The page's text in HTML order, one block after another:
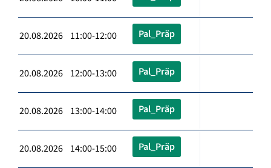
20.08.2026 11:00-12:00 Pal_Präp
20.08.2026 12:00-13:00 Pal_Präp
20.08.2026 13:00-14:00 Pal_Präp
20.08.2026 14:00-15:00 Pal_Präp